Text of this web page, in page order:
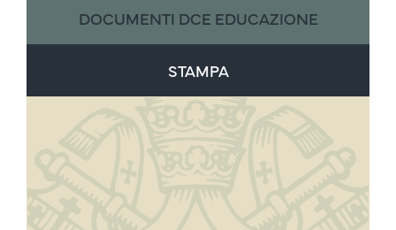
DOCUMENTI DCE EDUCAZIONE
STAMPA